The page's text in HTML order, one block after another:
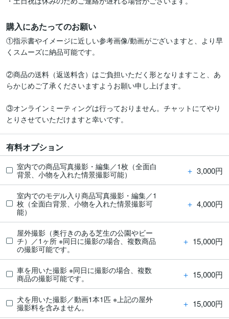
購入にあたってのお願い
①指示書やイメージに近しい参考画像/動画がございますと、より早
くスムーズに納品可能です。
②商品の送料（返送料含）はご負担いただく形となりますこと、あ
らかじめご了承くださいますようお願い申し上げます。
③オンラインミーティングは行っておりません。チャットにてやり
とりさせていただけますと幸いです。
有料オプション
室内での商品写真撮影・編集／1枚（全面白
背景、小物を入れた情景撮影可能）
＋ 3,000円
室内でのモデル入り商品写真撮影・編集／1
枚（全面白背景、小物を入れた情景撮影可
能）
＋ 4,000円
屋外撮影（奥行きのある芝生の公園やビー
チ）／1ヶ所 ※同日に撮影の場合、複数商品
の撮影可能です。
＋ 15,000円
車を用いた撮影 ※同日に撮影の場合、複数
商品の撮影可能です。
＋ 15,000円
犬を用いた撮影／動画1本1匹 ※上記の屋外
撮影料を含みません。
＋ 15,000円